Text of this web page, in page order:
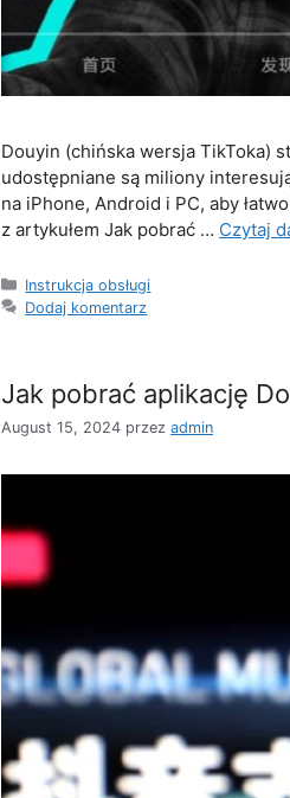
Douyin (chińska wersja TikToka)
udostępniane są miliony
na iPhone, Android i PC, aby
z artykułem Jak pobrać … Czytaj
Kategorie
Instrukcja obsługi
Dodaj komentarz
Jak pobrać aplikację
August 15, 2024 przez admin